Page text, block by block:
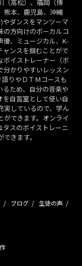
（高松）、福岡（博
熊本、鹿児島、沖縄
やダンスをマンツーマ
の方向けのボーカルコ
優、ミュージカル、K-
ャンスを掴むことがで
ボイストレーナー（ボ
分かりやすいレッスン
りやＤＴＭコースも
るため、自分の音楽や
自習室として使い自
実しているので、学ん
ができます。オンライ
タスのボイストレーニ
きます。
ブログ
生徒の声